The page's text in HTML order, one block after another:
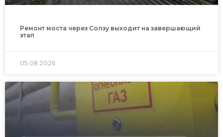
Ремонт моста через Солзу выходит на завершающий
этап
05.08.2026